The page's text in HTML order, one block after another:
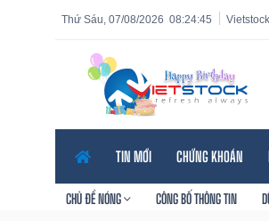
08:24:46
Thứ Sáu, 07/08/2026
TIN MỚI CHỨNG KHOÁN
CHỦ ĐỀ NÓNG CÔNG BỐ THÔNG TIN
Tính năng
năng